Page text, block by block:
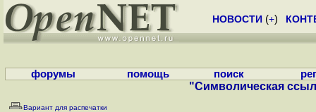
НОВОСТИ (+)
форумы помощь поиск
"Символическая
Вариант для распечатки